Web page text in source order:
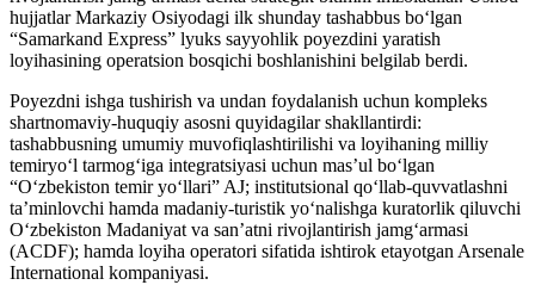
hujjatlar Markaziy Osiyodagi ilk shunday tashabbus boʻlgan
“Samarkand Express” lyuks sayyohlik poyezdini yaratish
loyihasining operatsion bosqichi boshlanishini belgilab berdi.
Poyezdni ishga tushirish va undan foydalanish uchun kompleks
shartnomaviy-huquqiy asosni quyidagilar shakllantirdi:
tashabbusning umumiy muvofiqlashtirilishi va loyihaning milliy
temiryo‘l tarmog‘iga integratsiyasi uchun mas’ul bo‘lgan
“O‘zbekiston temir yo‘llari” AJ; institutsional qo‘llab-quvvatlashni
ta’minlovchi hamda madaniy-turistik yo‘nalishga kuratorlik qiluvchi
O‘zbekiston Madaniyat va san’atni rivojlantirish jamg‘armasi
(ACDF); hamda loyiha operatori sifatida ishtirok etayotgan Arsenale
International kompaniyasi.